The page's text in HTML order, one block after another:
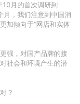
间
月的首次调研到
月，我们注意到中国消
加倾向于“网店和实体
强，对国产品牌的接
社会和环境产生的潜
？